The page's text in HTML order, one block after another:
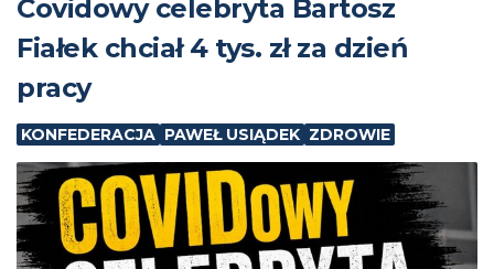
Covidowy celebryta Bartosz
Fiałek chciał 4 tys. zł za dzień
pracy
KONFEDERACJA PAWEŁ USIĄDEK ZDROWIE